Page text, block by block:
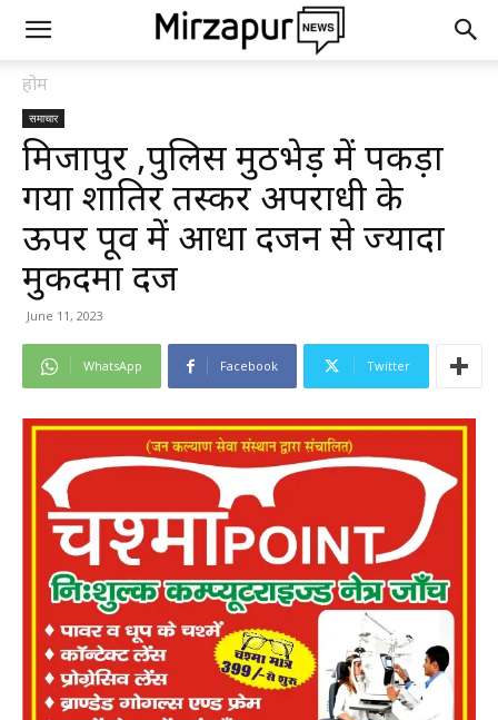
होम
समाचार
मिर्जापुर ,पुलिस मुठभेड़ में पकड़ा
गया शातिर तस्कर अपराधी के
ऊपर पूर्व में आधा दर्जन से ज्यादा
मुकदमा दर्ज
June 11, 2023
WhatsApp Facebook Twitter